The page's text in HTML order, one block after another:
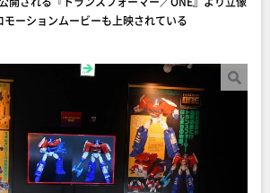
ーションムービーも上映されている